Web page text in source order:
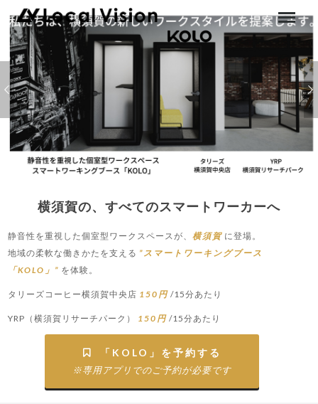
横須賀の、すべてのスマートワーカーへ
静音性を重視した個室型ワークスペースが、横須賀 に登場。
地域の柔軟な働きかたを支える ”スマートワーキングブース
「KOLO」” を体験。
タリーズコーヒー横須賀中央店 150円 /15分あたり
YRP（横須賀リサーチパーク） 150円 /15分あたり
 「KOLO」を予約する
※専用アプリでのご予約が必要です